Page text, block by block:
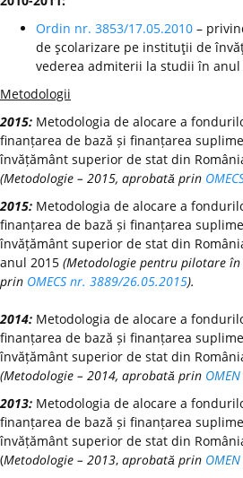
Ordin nr. 3853/17.05.2010 –
de şcolarizare pe instituţii de
vederea admiterii la studii în anul
Metodologii
2015: Metodologia de alocare a
finanțarea de bază și finanțarea
învățământ superior de stat din
(Metodologie – 2015, aprobată prin
2015: Metodologia de alocare a
finanțarea de bază și finanțarea
învățământ superior de stat din
anul 2015 (Metodologie pentru pilotare
prin OMECS nr. 3889/26.05.2015).
2014: Metodologia de alocare a
finanțarea de bază și finanțarea
învățământ superior de stat din
(Metodologie – 2014, aprobată prin
2013: Metodologia de alocare a
finanțarea de bază și finanțarea
învățământ superior de stat din
(Metodologie – 2013, aprobată prin